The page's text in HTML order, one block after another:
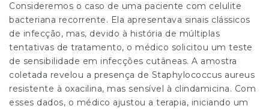
Consideremos o caso de uma paciente com celulite
bacteriana recorrente. Ela apresentava sinais clássicos
de infecção, mas, devido à história de múltiplas
tentativas de tratamento, o médico solicitou um teste
de sensibilidade em infecções cutâneas. A amostra
coletada revelou a presença de Staphylococcus aureus
resistente à oxacilina, mas sensível à clindamicina. Com
esses dados, o médico ajustou a terapia, iniciando um